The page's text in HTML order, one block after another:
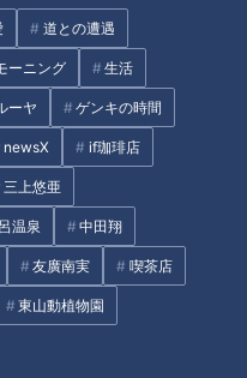
道との遭遇
ーニング 生活
ーヤ ゲンキの時間
newsX if珈琲店
三上悠亜
温泉 中田翔
友廣南実 喫茶店
東山動植物園
丸幹二